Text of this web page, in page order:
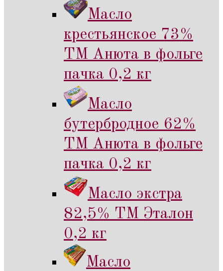
Масло
крестьянское 73%
ТМ Анюта в фольге
пачка 0,2 кг
Масло
бутербродное 62%
ТМ Анюта в фольге
пачка 0,2 кг
Масло экстра
82,5% ТМ Эталон
0,2 кг
Масло